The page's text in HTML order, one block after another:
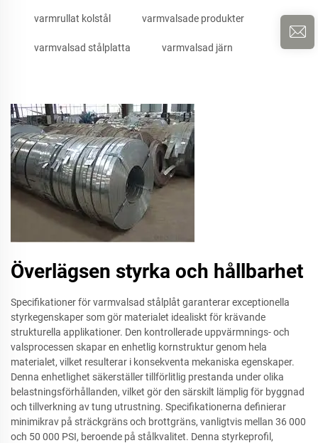
varmrullat kolstål varmvalsade produkter
varmvalsad stålplatta varmvalsad järn
Överlägsen styrka och hållbarhet
Specifikationer för varmvalsad stålplåt garanterar exceptionella
styrkegenskaper som gör materialet idealiskt för krävande
strukturella applikationer. Den kontrollerade uppvärmnings- och
valsprocessen skapar en enhetlig kornstruktur genom hela
materialet, vilket resulterar i konsekventa mekaniska egenskaper.
Denna enhetlighet säkerställer tillförlitlig prestanda under olika
belastningsförhållanden, vilket gör den särskilt lämplig för byggnad
och tillverkning av tung utrustning. Specifikationerna definierar
minimikrav på sträckgräns och brottgräns, vanligtvis mellan 36 000
och 50 000 PSI, beroende på stålkvalitet. Denna styrkeprofil,